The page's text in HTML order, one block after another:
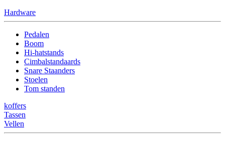
Hardware
Pedalen
Boom
Hi-hatstands
Cimbalstandaards
Snare Staanders
Stoelen
Tom standen
koffers
Tassen
Vellen